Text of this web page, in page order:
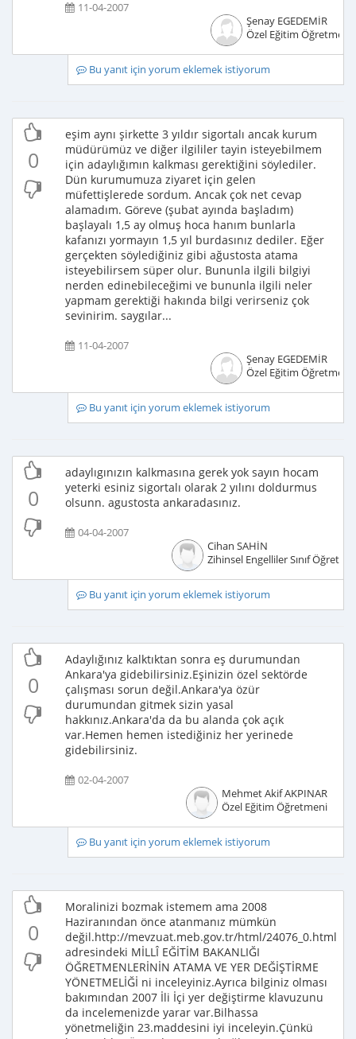
11-04-2007
Şenay EGEDEMİR
Özel Eğitim Öğretmeni
Bu yanıt için yorum eklemek istiyorum
0
eşim aynı şirkette 3 yıldır sigortalı ancak kurum
müdürümüz ve diğer ilgililer tayin isteyebilmem
için adaylığımın kalkması gerektiğini söylediler.
Dün kurumumuza ziyaret için gelen
müfettişlerede sordum. Ancak çok net cevap
alamadım. Göreve (şubat ayında başladım)
başlayalı 1,5 ay olmuş hoca hanım bunlarla
kafanızı yormayın 1,5 yıl burdasınız dediler. Eğer
gerçekten söylediğiniz gibi ağustosta atama
isteyebilirsem süper olur. Bununla ilgili bilgiyi
nerden edinebileceğimi ve bununla ilgili neler
yapmam gerektiği hakında bilgi verirseniz çok
sevinirim. saygılar...
11-04-2007
Şenay EGEDEMİR
Özel Eğitim Öğretmeni
Bu yanıt için yorum eklemek istiyorum
0
adaylıgınızın kalkmasına gerek yok sayın hocam
yeterki esiniz sigortalı olarak 2 yılını doldurmus
olsunn. agustosta ankaradasınız.
04-04-2007
Cihan SAHİN
Zihinsel Engelliler Sınıf
Bu yanıt için yorum eklemek istiyorum
0
Adaylığınız kalktıktan sonra eş durumundan
Ankara'ya gidebilirsiniz.Eşinizin özel sektörde
çalışması sorun değil.Ankara'ya özür
durumundan gitmek sizin yasal
hakkınız.Ankara'da da bu alanda çok açık
var.Hemen hemen istediğiniz her yerinede
gidebilirsiniz.
02-04-2007
Mehmet Akif AKPINAR
Özel Eğitim Öğretmeni
Bu yanıt için yorum eklemek istiyorum
0
Moralinizi bozmak istemem ama 2008
Haziranından önce atanmanız mümkün
değil.http://mevzuat.meb.gov.tr/html/24076_0.html
adresindeki MİLLÎ EĞİTİM BAKANLIĞI
ÖĞRETMENLERİNİN ATAMA VE YER DEĞİŞTİRME
YÖNETMELİĞİ ni inceleyiniz.Ayrıca bilginiz olması
bakımından 2007 İli İçi yer değiştirme klavuzunu
da incelemenizde yarar var.Bilhassa
yönetmeliğin 23.maddesini iyi inceleyin.Çünkü